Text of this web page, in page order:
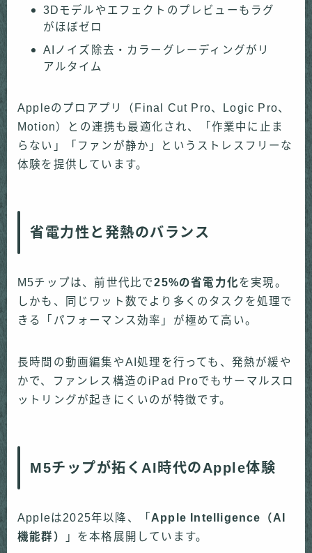
3Dモデルやエフェクトのプレビューもラグ
がほぼゼロ
AIノイズ除去・カラーグレーディングがリ
アルタイム
Appleのプロアプリ（Final Cut Pro、Logic Pro、
Motion）との連携も最適化され、「作業中に止ま
らない」「ファンが静か」というストレスフリーな
体験を提供しています。
省電力性と発熱のバランス
M5チップは、前世代比で25%の省電力化を実現。
しかも、同じワット数でより多くのタスクを処理で
きる「パフォーマンス効率」が極めて高い。
長時間の動画編集やAI処理を行っても、発熱が緩や
かで、ファンレス構造のiPad Proでもサーマルスロ
ットリングが起きにくいのが特徴です。
M5チップが拓くAI時代のApple体験
Appleは2025年以降、「 Apple Intelligence（AI
機能群）
」を本格展開しています。